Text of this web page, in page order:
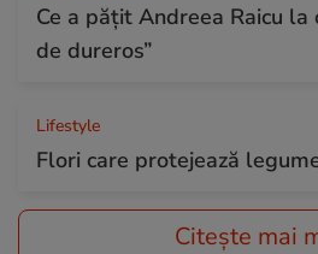
Ce a pățit Andreea Raicu la
de dureros”
Lifestyle
Flori care protejează
Citește mai